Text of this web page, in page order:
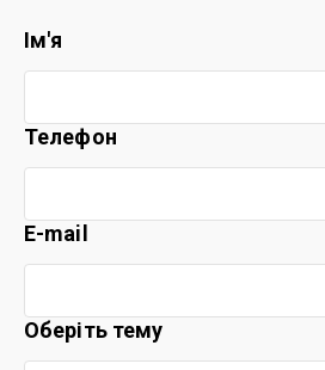
Ім'я
Телефон
E-mail
Оберіть тему